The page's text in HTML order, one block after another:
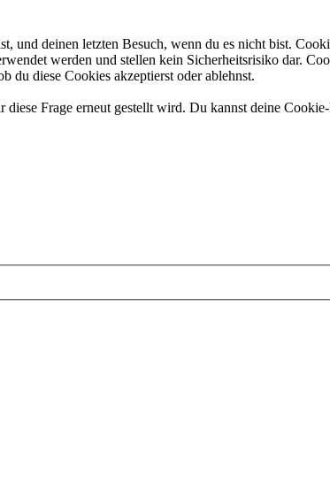
deinen letzten Besuch, wenn du es nicht bist.
werden und stellen kein Sicherheitsrisiko dar.
du diese Cookies akzeptierst oder ablehnst.
Frage erneut gestellt wird. Du kannst deine